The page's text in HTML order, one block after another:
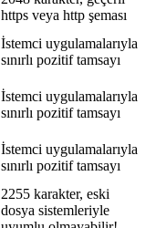
https veya http şeması
İstemci uygulamalarıyla
sınırlı pozitif tamsayı
İstemci uygulamalarıyla
sınırlı pozitif tamsayı
İstemci uygulamalarıyla
sınırlı pozitif tamsayı
2255 karakter, eski
dosya sistemleriyle